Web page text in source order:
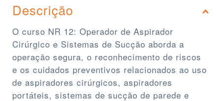
Descrição
O curso NR 12: Operador de Aspirador
Cirúrgico e Sistemas de Sucção aborda a
operação segura, o reconhecimento de riscos
e os cuidados preventivos relacionados ao uso
de aspiradores cirúrgicos, aspiradores
portáteis, sistemas de sucção de parede e